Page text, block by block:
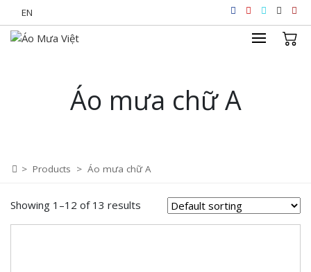
to
content
EN
Áo mưa chữ A
> Products > Áo mưa chữ A
Showing 1–12 of 13 results